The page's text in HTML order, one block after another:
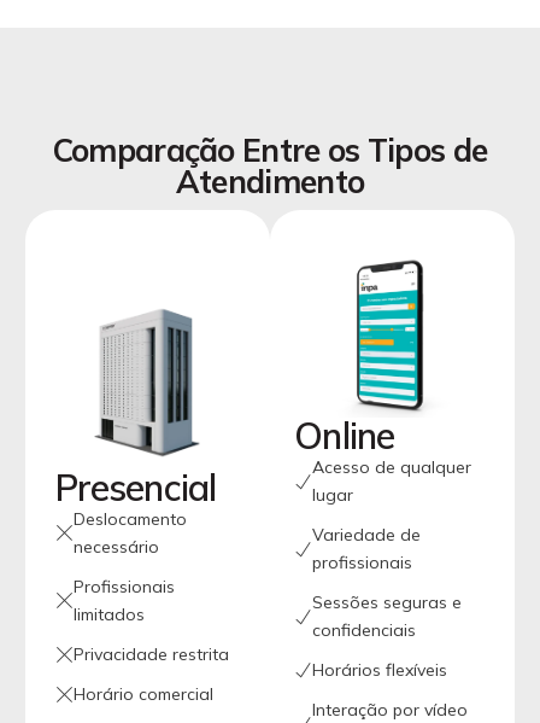
Comparação Entre os Tipos de
Atendimento
Presencial
Deslocamento
necessário
Profissionais
limitados
Privacidade restrita
Horário comercial
Online
Acesso de qualquer
lugar
Variedade de
profissionais
Sessões seguras e
confidenciais
Horários flexíveis
Interação por vídeo